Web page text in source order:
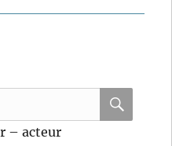
– acteur